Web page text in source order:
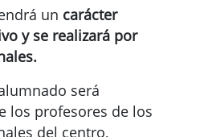
un carácter
y se realizará por
será
los profesores de los
del centro,